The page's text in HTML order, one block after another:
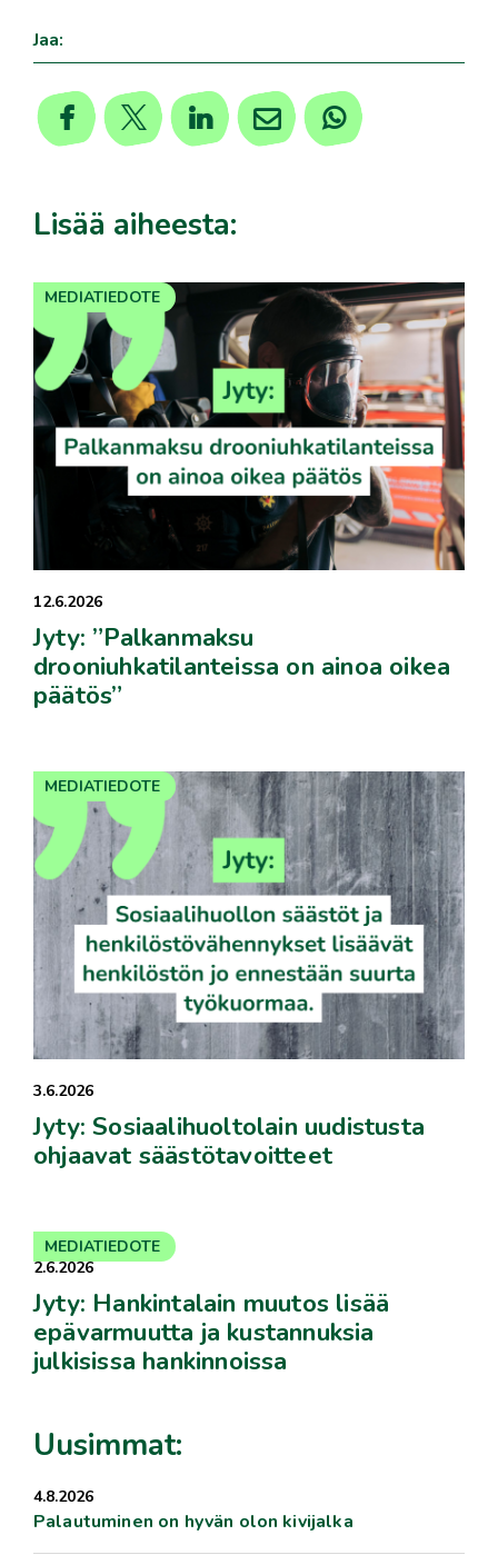
Jaa:
Lisää aiheesta:
12.6.2026
Jyty: ”Palkanmaksu
drooniuhkatilanteissa on ainoa oikea
päätös”
MEDIATIEDOTE
3.6.2026
Jyty: Sosiaalihuoltolain uudistusta
ohjaavat säästötavoitteet
MEDIATIEDOTE
2.6.2026
Jyty: Hankintalain muutos lisää
epävarmuutta ja kustannuksia
julkisissa hankinnoissa
MEDIATIEDOTE
Uusimmat:
4.8.2026
Palautuminen on hyvän olon kivijalka